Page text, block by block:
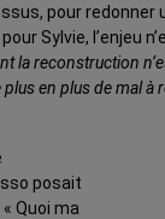
pour
Sylvie, l’enjeu
la reconstruction
en plus de mal à
posait
Quoi ma